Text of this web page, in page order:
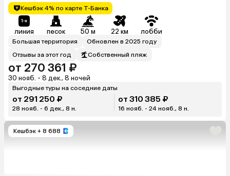
Кешбэк 4% по карте Т-Банка
линия песок 50 м 22 км лобби
Большая территория
Обновлен в 2025 году
Отзывы за этот год
Собственный пляж
от 270 361 ₽
30 нояб. - 8 дек., 8 ночей
Выгодные туры на соседние даты
от 291 250 ₽
28 нояб. - 6 дек., 8 н.
от 310 385 ₽
16 нояб. - 24 нояб., 8 н.
Кешбэк + 8 688